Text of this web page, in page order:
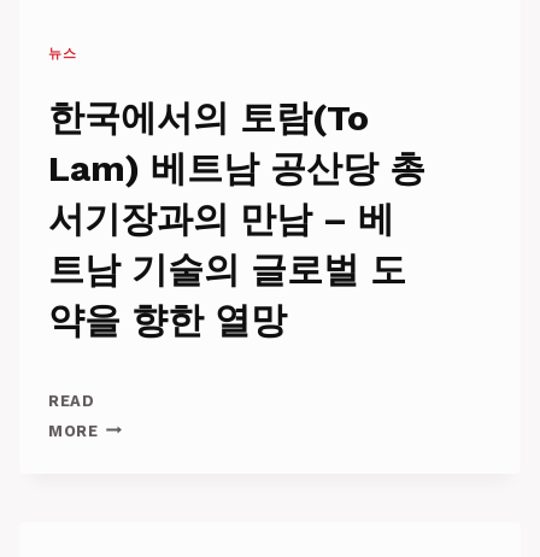
뉴스
한국에서의 토람(To
Lam) 베트남 공산당 총
서기장과의 만남 – 베
트남 기술의 글로벌 도
약을 향한 열망
READ
MORE한